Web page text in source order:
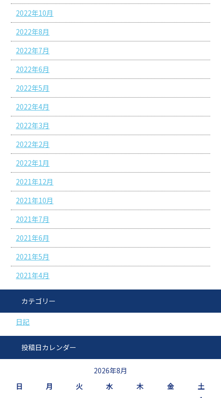
2022年10月
2022年8月
2022年7月
2022年6月
2022年5月
2022年4月
2022年3月
2022年2月
2022年1月
2021年12月
2021年10月
2021年7月
2021年6月
2021年5月
2021年4月
カテゴリー
日記
投稿日カレンダー
2026年8月
日
月 火 水 木 金
土